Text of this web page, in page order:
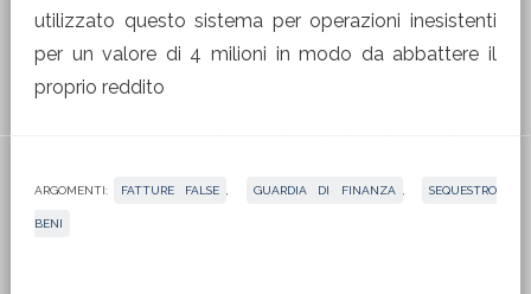
utilizzato questo sistema per operazioni inesistenti
per un valore di 4 milioni in modo da abbattere il
proprio reddito
ARGOMENTI: FATTURE FALSE GUARDIA DI FINANZA SEQUESTRO
BENI